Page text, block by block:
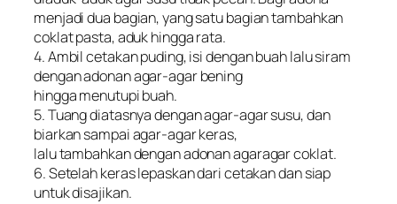
menjadi dua bagian, yang satu bagian tambahkan
coklat pasta, aduk hingga rata.
4. Ambil cetakan puding, isi dengan buah lalu siram
dengan adonan agar-agar bening
hingga menutupi buah.
5. Tuang diatasnya dengan agar-agar susu, dan
biarkan sampai agar-agar keras,
lalu tambahkan dengan adonan agaragar coklat.
6. Setelah keras lepaskan dari cetakan dan siap
untuk disajikan.